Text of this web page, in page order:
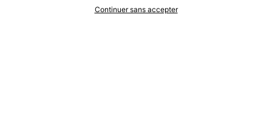
bouton « Accepter » dans la bannière sur bonprix.fr . Les
Continuer sans accepter